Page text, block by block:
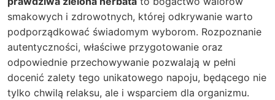
smakowych i zdrowotnych, której odkrywanie warto
podporządkować świadomym wyborom. Rozpoznanie
autentyczności, właściwe przygotowanie oraz
odpowiednie przechowywanie pozwalają w pełni
docenić zalety tego unikatowego napoju, będącego nie
tylko chwilą relaksu, ale i wsparciem dla organizmu.